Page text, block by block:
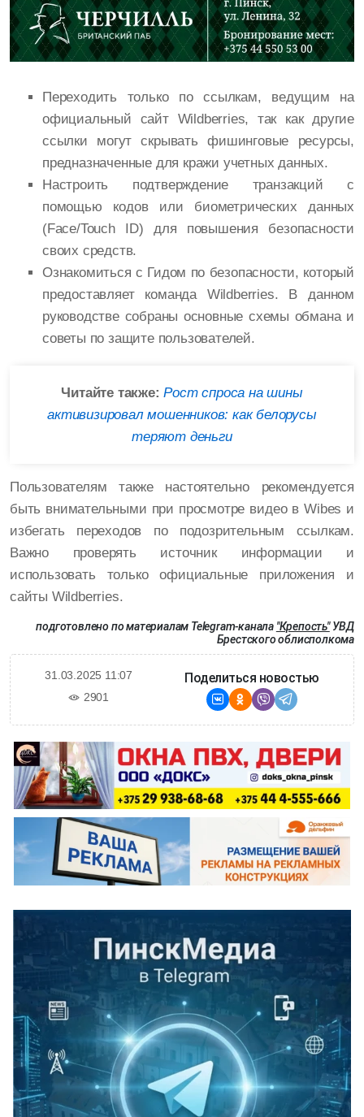
Переходить только по ссылкам, ведущим на
официальный сайт Wildberries, так как другие
ссылки могут скрывать фишинговые ресурсы,
предназначенные для кражи учетных данных.
Настроить подтверждение транзакций с
помощью кодов или биометрических данных
(Face/Touch ID) для повышения безопасности
своих средств.
Ознакомиться с Гидом по безопасности, который
предоставляет команда Wildberries. В данном
руководстве собраны основные схемы обмана и
советы по защите пользователей.
Читайте также:Рост спроса на шины
активизировал мошенников: как белорусы
теряют деньги
Пользователям также настоятельно рекомендуется
быть внимательными при просмотре видео в Wibes и
избегать переходов по подозрительным ссылкам.
Важно проверять источник информации и
использовать только официальные приложения и
сайты Wildberries.
подготовлено по материалам Telegram-канала "Крепость"УВД
Брестского облисполкома
31.03.2025 11:07
2901
Поделиться новостью